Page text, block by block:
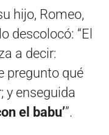
hijo, Romeo,
descolocó: “El
a decir:
pregunto qué
y enseguida
el babu’”.